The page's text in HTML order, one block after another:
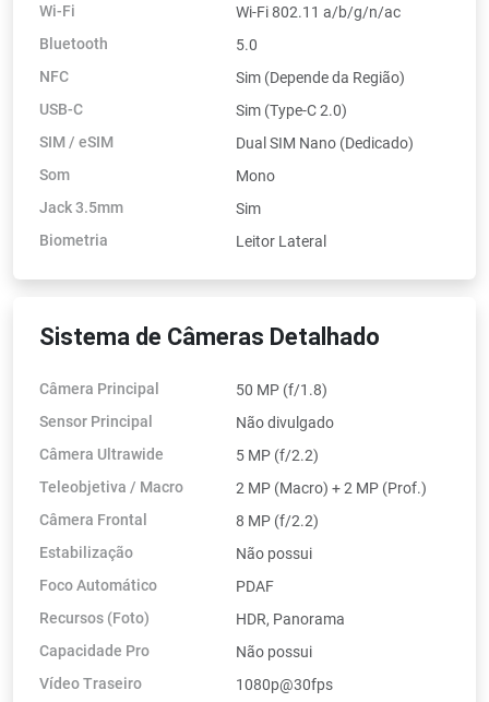
Wi-Fi
Wi-Fi 802.11 a/b/g/n/ac
Bluetooth
5.0
NFC
Sim (Depende da Região)
USB-C
Sim (Type-C 2.0)
SIM / eSIM
Dual SIM Nano (Dedicado)
Som
Mono
Jack 3.5mm
Sim
Biometria
Leitor Lateral
Sistema de Câmeras Detalhado
Câmera Principal
50 MP (f/1.8)
Sensor Principal
Não divulgado
Câmera Ultrawide
5 MP (f/2.2)
Teleobjetiva / Macro
2 MP (Macro) + 2 MP (Prof.)
Câmera Frontal
8 MP (f/2.2)
Estabilização
Não possui
Foco Automático
PDAF
Recursos (Foto)
HDR, Panorama
Capacidade Pro
Não possui
Vídeo Traseiro
1080p@30fps